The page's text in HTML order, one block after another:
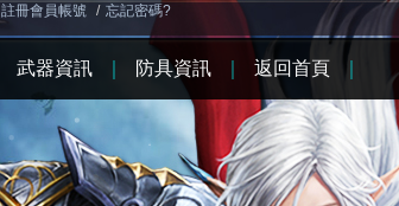
註冊會員帳號 / 忘記密碼?